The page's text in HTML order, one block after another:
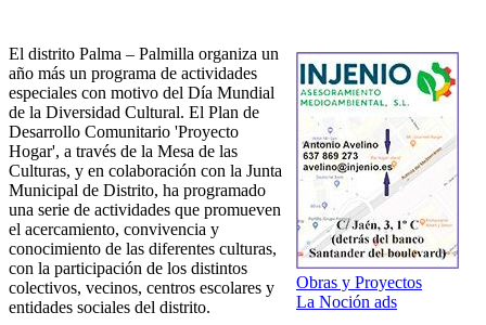
Obras y Proyectos
La Noción ads
El distrito Palma – Palmilla organiza un
año más un programa de actividades
especiales con motivo del Día Mundial
de la Diversidad Cultural. El Plan de
Desarrollo Comunitario 'Proyecto
Hogar', a través de la Mesa de las
Culturas, y en colaboración con la Junta
Municipal de Distrito, ha programado
una serie de actividades que promueven
el acercamiento, convivencia y
conocimiento de las diferentes culturas,
con la participación de los distintos
colectivos, vecinos, centros escolares y
entidades sociales del distrito.